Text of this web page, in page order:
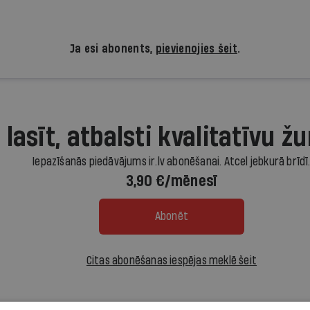
Ja esi abonents, pievienojies šeit.
lasīt, atbalsti kvalitatīvu
Iepazīšanās piedāvājums ir.lv abonēšanai. Atcel jebkurā brīdī.
3,90 €/mēnesī
Abonēt
Citas abonēšanas iespējas meklē šeit